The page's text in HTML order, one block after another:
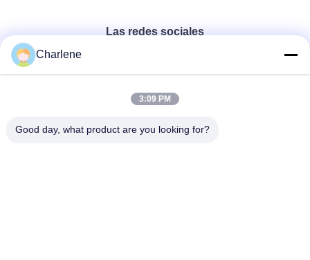
Las redes sociales
Contacto rápido
Charlene
3:09 PM
Good day, what product are you looking for?